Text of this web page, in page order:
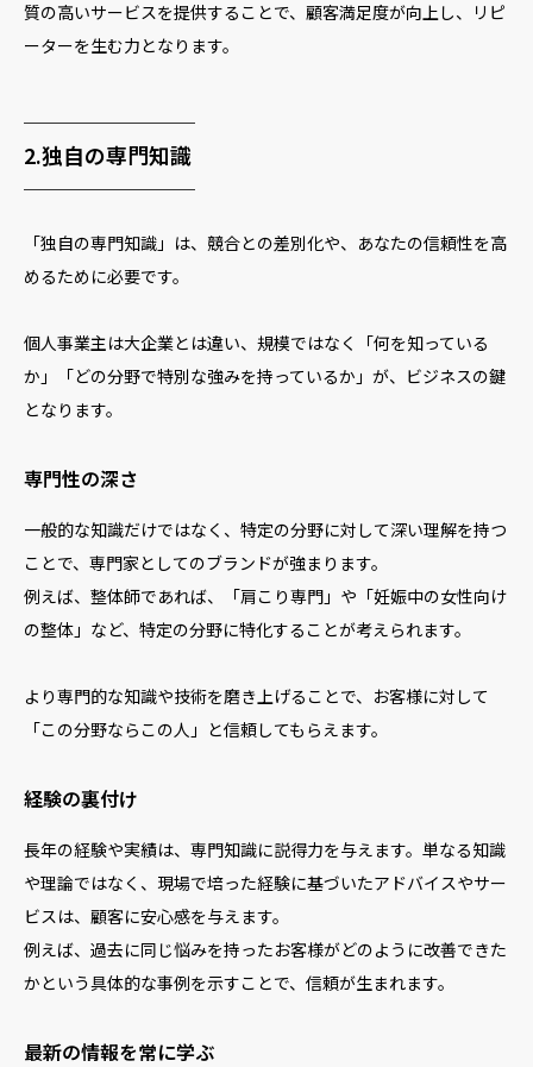
質の高いサービスを提供することで、顧客満足度が向上し、リピ
ーターを生む力となります。
────────
2.独自の専門知識
────────
「独自の専門知識」は、競合との差別化や、あなたの信頼性を高
めるために必要です。
個人事業主は大企業とは違い、規模ではなく「何を知っている
か」「どの分野で特別な強みを持っているか」が、ビジネスの鍵
となります。
専門性の深さ
一般的な知識だけではなく、特定の分野に対して深い理解を持つ
ことで、専門家としてのブランドが強まります。
例えば、整体師であれば、「肩こり専門」や「妊娠中の女性向け
の整体」など、特定の分野に特化することが考えられます。
より専門的な知識や技術を磨き上げることで、お客様に対して
「この分野ならこの人」と信頼してもらえます。
経験の裏付け
長年の経験や実績は、専門知識に説得力を与えます。単なる知識
や理論ではなく、現場で培った経験に基づいたアドバイスやサー
ビスは、顧客に安心感を与えます。
例えば、過去に同じ悩みを持ったお客様がどのように改善できた
かという具体的な事例を示すことで、信頼が生まれます。
最新の情報を常に学ぶ